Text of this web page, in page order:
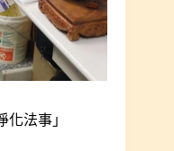
法事」